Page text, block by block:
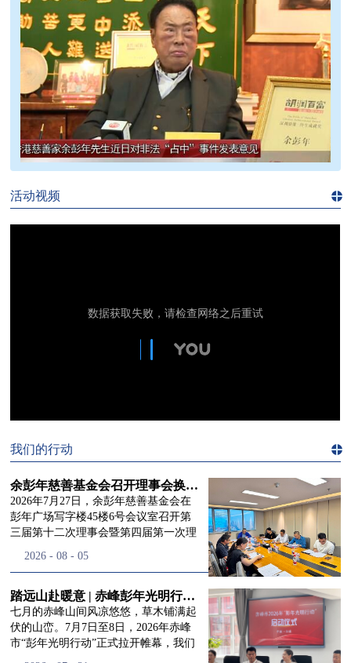
建信息
频道
活动视频
我们的行动
余彭年慈善基金会召开理事会换届会议
2026年7月27日，余彭年慈善基金会在
彭年广场写字楼45楼6号会议室召开第
三届第十二次理事会暨第四届第一次理
徐滨先生；副理事长兼秘书长彭志兵先
生、李玲辉先生、郭启兴先生及梅鑫先
生，现场列席人员:监事孙海跃先生，联
合党支部书记曾层同志。本次会议由理
事长徐滨主持，会议出席人数超过理事
2026 - 08 - 05
踏远山赴暖意 | 赤峰彭年光明行动启程，入户回访接住乡亲眼底的光亮
七月的赤峰山间风凉悠悠，草木铺满起
伏的山峦。7月7日至8日，2026年赤峰
市“彭年光明行动”正式拉开帷幕，我们
们的行
动
道>>